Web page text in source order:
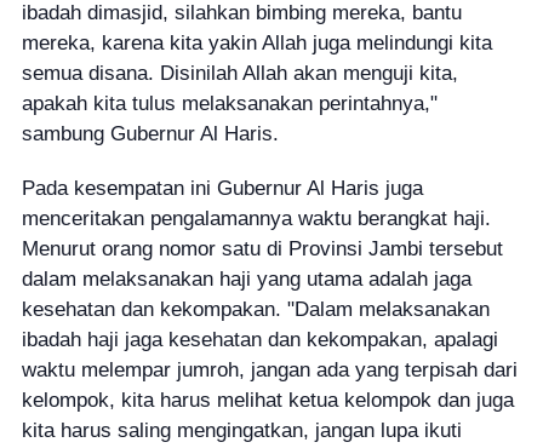
ibadah dimasjid, silahkan bimbing mereka, bantu
mereka, karena kita yakin Allah juga melindungi kita
semua disana. Disinilah Allah akan menguji kita,
apakah kita tulus melaksanakan perintahnya,"
sambung Gubernur Al Haris.
Pada kesempatan ini Gubernur Al Haris juga
menceritakan pengalamannya waktu berangkat haji.
Menurut orang nomor satu di Provinsi Jambi tersebut
dalam melaksanakan haji yang utama adalah jaga
kesehatan dan kekompakan. "Dalam melaksanakan
ibadah haji jaga kesehatan dan kekompakan, apalagi
waktu melempar jumroh, jangan ada yang terpisah dari
kelompok, kita harus melihat ketua kelompok dan juga
kita harus saling mengingatkan, jangan lupa ikuti